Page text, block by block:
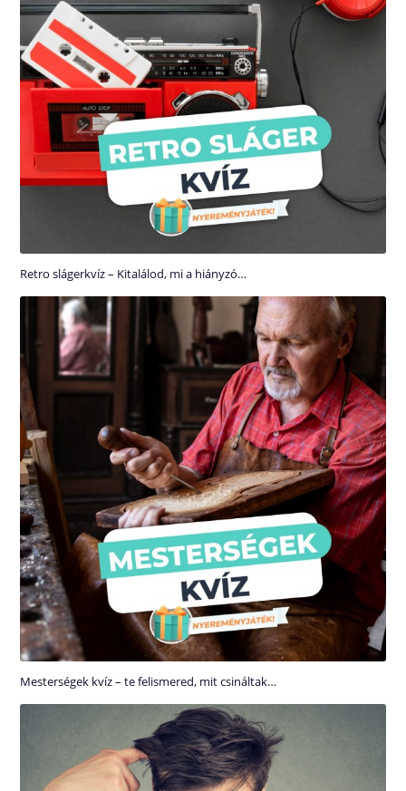
Retro slágerkvíz – Kitalálod, mi a hiányzó…
Mesterségek kvíz – te felismered, mit csináltak…